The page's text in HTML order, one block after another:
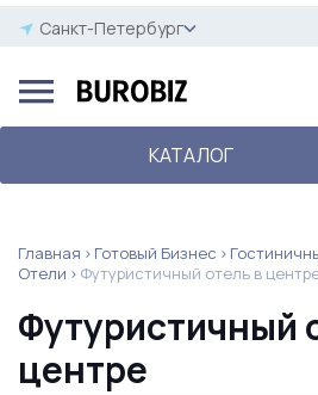
Санкт-Петербург
КАТАЛОГ
Главная Готовый Бизнес
Отели
Футуристичный отель в
Футуристичный
центре